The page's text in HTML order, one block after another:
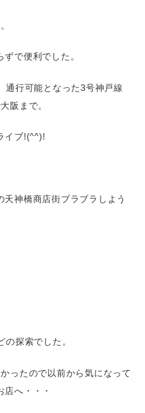
で便利でした。
通行可能となった3号神戸線
阪まで。
イブ!(^^)!
神橋商店街ブラブラしよう
探索でした。
ったので以前から気になって
へ・・・